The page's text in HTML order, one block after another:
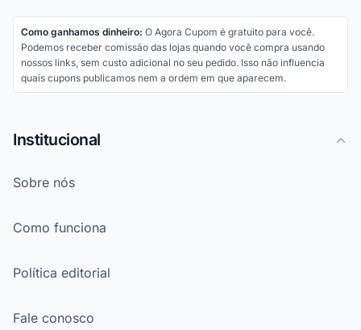
Como ganhamos dinheiro: O Agora Cupom é gratuito para você.
Podemos receber comissão das lojas quando você compra usando
nossos links, sem custo adicional no seu pedido. Isso não influencia
quais cupons publicamos nem a ordem em que aparecem.
Institucional
Sobre nós
Como funciona
Política editorial
Fale conosco